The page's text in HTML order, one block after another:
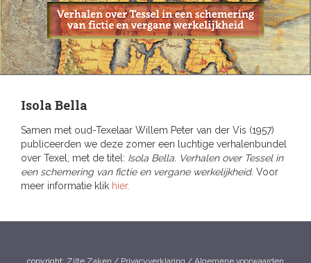
Isola Bella
Samen met oud-Texelaar Willem Peter van der Vis (1957)
publiceerden we deze zomer een luchtige verhalenbundel
over Texel, met de titel: Isola Bella. Verhalen over Tessel in
een schemering van fictie en vergane werkelijkheid. Voor
meer informatie klik hier.